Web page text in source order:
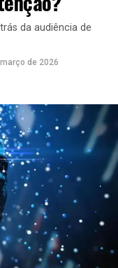
da audiência de
de 2026